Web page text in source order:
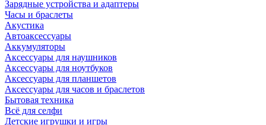
Зарядные устройства и адаптеры
Часы и браслеты
Акустика
Автоаксессуары
Аккумуляторы
Аксессуары для наушников
Аксессуары для ноутбуков
Аксессуары для планшетов
Аксессуары для часов и браслетов
Бытовая техника
Всё для селфи
Детские игрушки и игры